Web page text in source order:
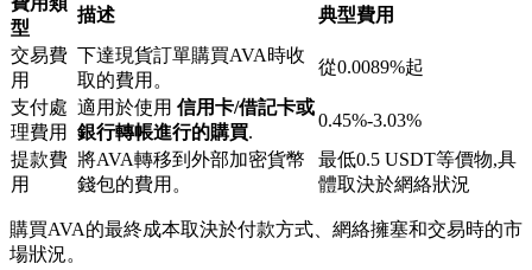
鎖倉BTR
輕鬆獲得多重福利
型
描述
典型費用
交易費
用
下達現貨訂單購買AVA時收
取的費用。
從0.0089%起
支付處
理費用
適用於使用 信用卡/借記卡或
銀行轉帳進行的購買.
0.45%-3.03%
提款費
用
將AVA轉移到外部加密貨幣
錢包的費用。
最低0.5 USDT等價物,具
體取決於網絡狀況
購買AVA的最終成本取決於付款方式、網絡擁塞和交易時的市
場狀況。